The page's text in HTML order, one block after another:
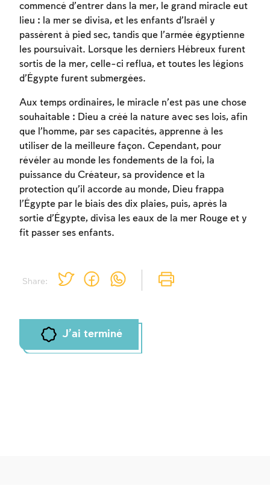
Share:
commencé d’entrer dans la mer, le grand miracle eut
lieu : la mer se divisa, et les enfants d’Israël y
passèrent à pied sec, tandis que l’armée égyptienne
les poursuivait. Lorsque les derniers Hébreux furent
sortis de la mer, celle-ci reflua, et toutes les légions
d’Égypte furent submergées.
Aux temps ordinaires, le miracle n’est pas une chose
souhaitable : Dieu a créé la nature avec ses lois, afin
que l’homme, par ses capacités, apprenne à les
utiliser de la meilleure façon. Cependant, pour
révéler au monde les fondements de la foi, la
puissance du Créateur, sa providence et la
protection qu’il accorde au monde, Dieu frappa
l’Égypte par le biais des dix plaies, puis, après la
sortie d’Égypte, divisa les eaux de la mer Rouge et y
fit passer ses enfants.
J'ai terminé
Inscription requise
Afin d'enregistrer ce que vous avez étudié,
vous devez vous connectez ou vous
inscrire.
Inscription Connexion